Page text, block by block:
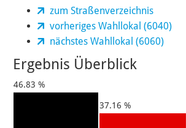
zum Straßenverzeichnis
vorheriges Wahllokal (6040)
nächstes Wahllokal (6060)
Ergebnis Überblick
46.83 %
37.16 %